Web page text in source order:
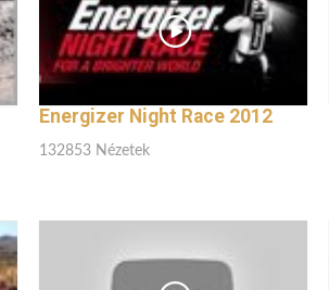
Energizer Night Race 2012
132853 Nézetek